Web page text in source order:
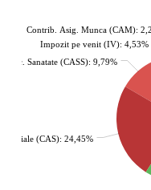
Sociale (CAS): 24,45%
Soc. Sanatate (CASS): 9,79%
Impozit pe venit (IV): 4,53%
Contrib. Asig. Munca (CAM):